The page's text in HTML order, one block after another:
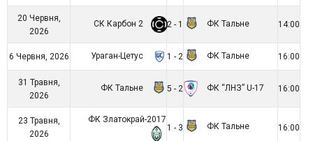
20 Червня,
2026
СК Карбон 2 2 - 1 ФК Тальне 14:00
6 Червня, 2026 Ураган-Цетус 1 - 2 ФК Тальне 16:00
31 Травня,
2026
ФК Тальне 5 - 2 ФК “ЛНЗ” U-17 16:00
23 Травня,
2026
ФК Златокрай-2017
1 - 3
ФК Тальне 16:00